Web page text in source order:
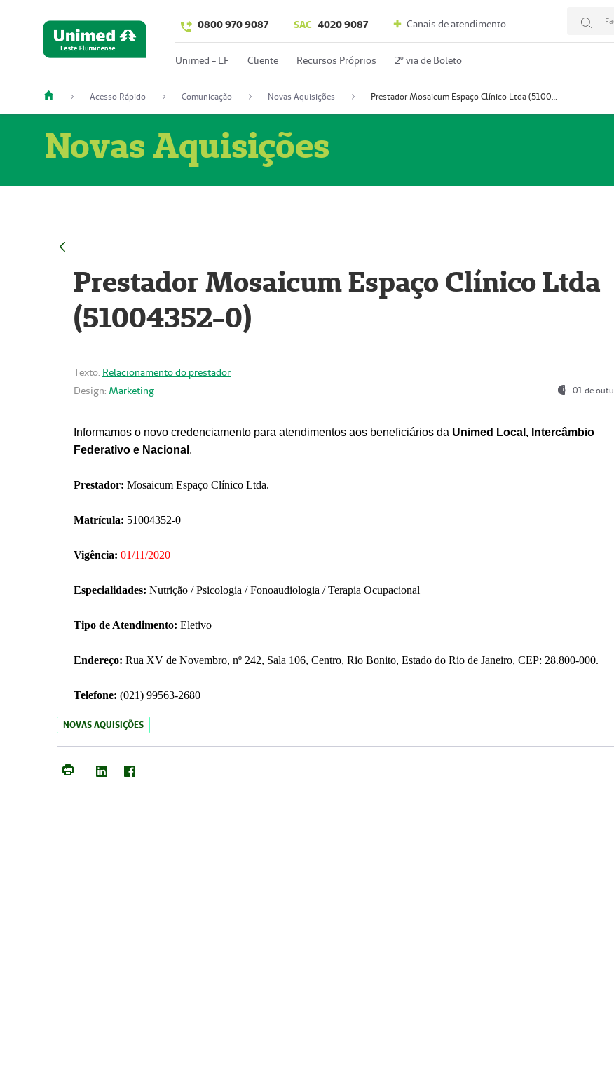
0800 970 9087 SAC 4020 9087 Canais de atendimento
Unimed - LF Cliente Recursos Próprios 2º via de Boleto
Acesso Rápido Comunicação Novas Aquisições Prestador Mosaicum Espaço Clínico Ltda (51004352-0)
Novas Aquisições
Prestador Mosaicum Espaço Clínico Ltda
(51004352-0)
Texto: Relacionamento do prestador
Design: Marketing 01 de
Informamos o novo credenciamento para atendimentos aos beneficiários da Unimed Local, Intercâmbio
Federativo e Nacional .
Prestador: Mosaicum Espaço Clínico Ltda.
Matrícula: 51004352-0
Vigência: 01/11/2020
Especialidades: Nutrição / Psicologia / Fonoaudiologia / Terapia Ocupacional
Tipo de Atendimento: Eletivo
Endereço: Rua XV de Novembro, nº 242, Sala 106, Centro, Rio Bonito, Estado do Rio de Janeiro, CEP: 28.800-000.
Telefone: (021) 99563-2680
NOVAS AQUISIÇÕES